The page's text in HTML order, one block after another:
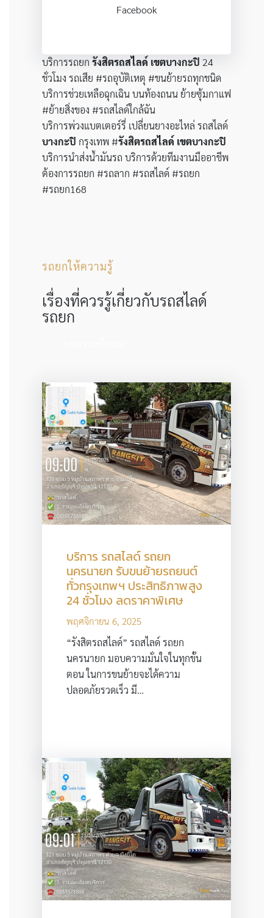
Facebook
บริการรถยก รังสิตรถสไลด์ เขตบางกะปิ 24
ชั่วโมง รถเสีย #รถอุบัติเหตุ #ขนย้ายรถทุกชนิด
บริการช่วยเหลือฉุกเฉิน บนท้องถนน ย้ายซุ้มกาแฟ
#ย้ายสิ่งของ #รถสไลด์ใกล้ฉัน
บริการพ่วงแบตเตอร์รี่ เปลี่ยนยางอะไหล่ รถสไลด์
บางกะปิ กรุงเทพ #รังสิตรถสไลด์ เขตบางกะปิ
บริการนำส่งน้ำมันรถ บริการด้วยทีมงานมืออาชีพ
ต้องการรถยก #รถลาก #รถสไลด์ #รถยก
#รถยก168
รถยกให้ความรู้
เรื่องที่ควรรู้เกี่ยวกับรถสไลด์
รถยก
บริการ รถสไลด์ รถยก
นครนายก รับขนย้ายรถยนต์
ทั่วกรุงเทพฯ ประสิทธิภาพสูง
24 ชั่วโมง ลดราคาพิเศษ
พฤศจิกายน 6, 2025
“รังสิตรถสไลด์” รถสไลด์ รถยก
นครนายก มอบความมั่นใจในทุกขั้น
ตอน ในการขนย้ายจะได้ความ
ปลอดภัยรวดเร็ว มี…